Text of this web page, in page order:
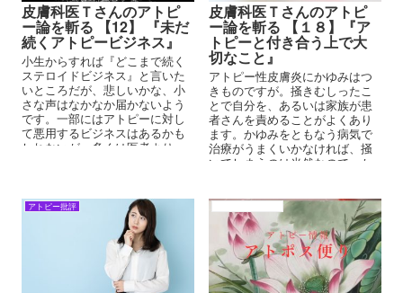
皮膚科医Ｔさんのアトピ
ー論を斬る 【12】 『未だ
続くアトピービジネス』
小生からすれば『どこまで続く
ステロイドビジネス』と言いた
いところだが、悲しいかな、小
さな声はなかなか届かないよう
です。一部にはアトピーに対し
て悪用するビジネスはあるかも
しれないが、多くは医者より
皮膚科医Ｔさんのアトピ
ー論を斬る 【１８】『ア
トピーと付き合う上で大
切なこと』
アトピー性皮膚炎にかゆみはつ
きものですが。掻きむしったこ
とで自分を、あるいは家族が患
者さんを責めることがよくあり
ます。かゆみをともなう病気で
治療がうまくいかなければ、掻
いてしまうのは当然なので、か
す。
アトピー批評